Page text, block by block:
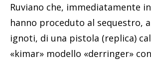
Ruviano che, immediatamente
hanno proceduto al sequestro,
ignoti, di una pistola (replica)
«kimar» modello «derringer»